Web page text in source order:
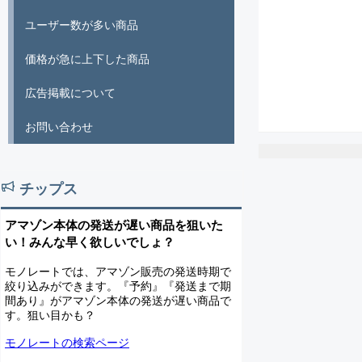
ユーザー数が多い商品
価格が急に上下した商品
広告掲載について
お問い合わせ
チップス
アマゾン本体の発送が遅い商品を狙いた
い！みんな早く欲しいでしょ？
モノレートでは、アマゾン販売の発送時期で
絞り込みができます。『予約』『発送まで期
間あり』がアマゾン本体の発送が遅い商品で
す。狙い目かも？
モノレートの検索ページ